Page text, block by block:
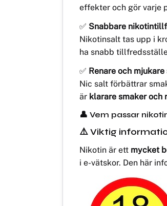
effekter och gör varje
✅ Snabbare
Nikotinsalt tas upp i
ha snabb
✅ Renare och mjukare
Nic salt förbättrar
är klarare smaker och
👤 Vem passar
⚠️ Viktig
Nikotin är ett mycket
i e-vätskor. Den här